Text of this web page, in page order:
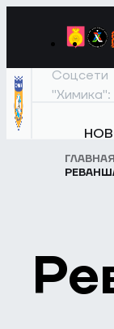
Соцсети
"Химика":
ГЛАВНАЯ